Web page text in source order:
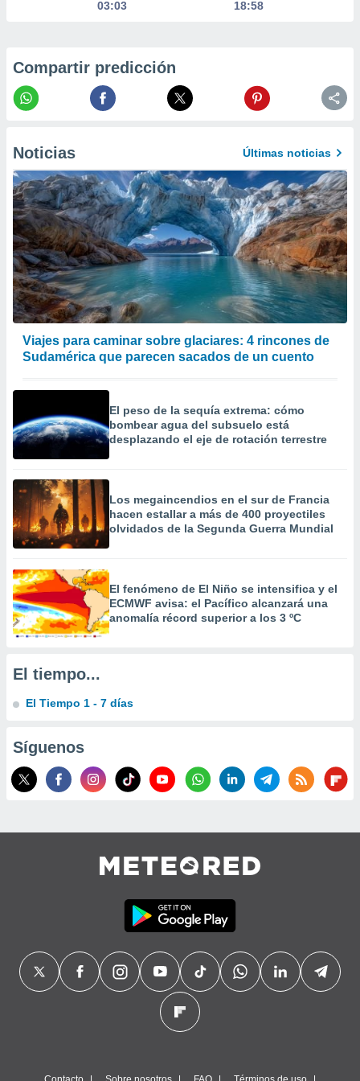
uso de
contenido
el
de
o a través
de
de
de
uso de
con el
publicidad
publicidad
de
1199
03:03
18:58
Compartir predicción
Noticias Últimas noticias
Viajes para caminar sobre glaciares: 4 rincones de
Sudamérica que parecen sacados de un cuento
El peso de la sequía extrema: cómo
bombear agua del subsuelo está
desplazando el eje de rotación terrestre
Los megaincendios en el sur de Francia
hacen estallar a más de 400 proyectiles
olvidados de la Segunda Guerra Mundial
El fenómeno de El Niño se intensifica y el
ECMWF avisa: el Pacífico alcanzará una
anomalía récord superior a los 3 ºC
El tiempo...
El Tiempo 1 - 7 días
Síguenos